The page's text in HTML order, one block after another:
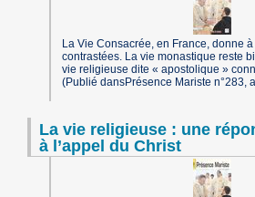
La Vie Consacrée, en France, donne
contrastées. La vie monastique reste
vie religieuse dite « apostolique »
(Publié dansPrésence Mariste n°283,
La vie religieuse : une
à l’appel du Christ